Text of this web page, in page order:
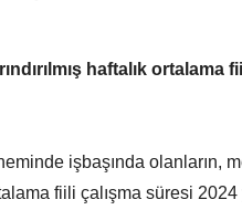
haftalık ortalama
işbaşında olanların,
fiili çalışma süresi 2024